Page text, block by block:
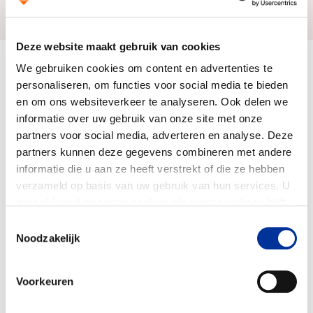
Deze website maakt gebruik van cookies
We gebruiken cookies om content en advertenties te
personaliseren, om functies voor social media te bieden
en om ons websiteverkeer te analyseren. Ook delen we
informatie over uw gebruik van onze site met onze
partners voor social media, adverteren en analyse. Deze
partners kunnen deze gegevens combineren met andere
informatie die u aan ze heeft verstrekt of die ze hebben
verzameld op basis van uw gebruik van hun services. U
Noodzakelijk
Voorkeuren
Zo bereiken we ons doel
Doelbesteding (2024)
€ 120.484.000